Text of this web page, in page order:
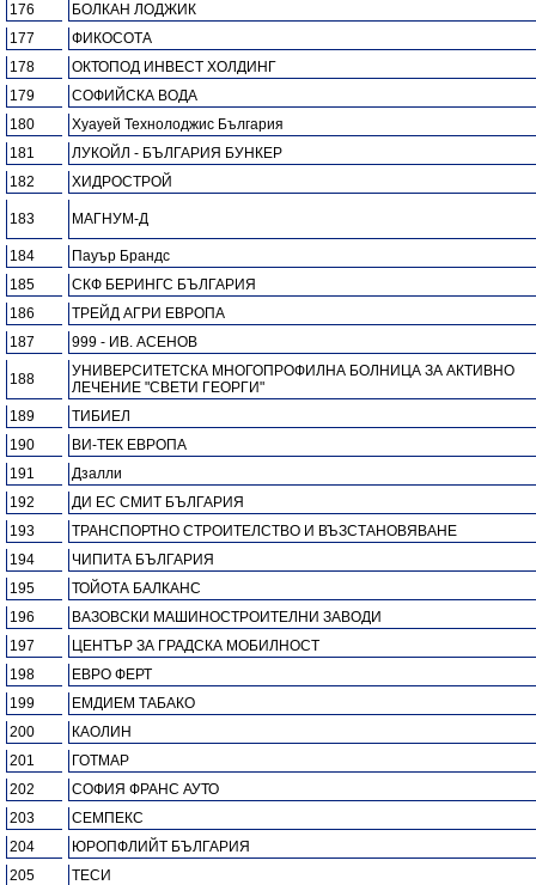
176
БОЛКАН ЛОДЖИК
177
ФИКОСОТА
178
ОКТОПОД ИНВЕСТ ХОЛДИНГ
179
СОФИЙСКА ВОДА
180
Хуауей Технолоджис България
181
ЛУКОЙЛ - БЪЛГАРИЯ БУНКЕР
182
ХИДРОСТРОЙ
183 МАГНУМ-Д
184
Пауър Брандс
185
СКФ БЕРИНГС БЪЛГАРИЯ
186
ТРЕЙД АГРИ ЕВРОПА
187
999 - ИВ. АСЕНОВ
188
УНИВЕРСИТЕТСКА МНОГОПРОФИЛНА БОЛНИЦА ЗА АКТИВНО
ЛЕЧЕНИЕ "СВЕТИ ГЕОРГИ"
189
ТИБИЕЛ
190
ВИ-ТЕК ЕВРОПА
191
Дзалли
192
ДИ ЕС СМИТ БЪЛГАРИЯ
193
ТРАНСПОРТНО СТРОИТЕЛСТВО И ВЪЗСТАНОВЯВАНЕ
194
ЧИПИТА БЪЛГАРИЯ
195
ТОЙОТА БАЛКАНС
196
ВАЗОВСКИ МАШИНОСТРОИТЕЛНИ ЗАВОДИ
197
ЦЕНТЪР ЗА ГРАДСКА МОБИЛНОСТ
198
ЕВРО ФЕРТ
199
ЕМДИЕМ ТАБАКО
200
КАОЛИН
201
ГОТМАР
202
СОФИЯ ФРАНС АУТО
203
СЕМПЕКС
204
ЮРОПФЛИЙТ БЪЛГАРИЯ
205
ТЕСИ